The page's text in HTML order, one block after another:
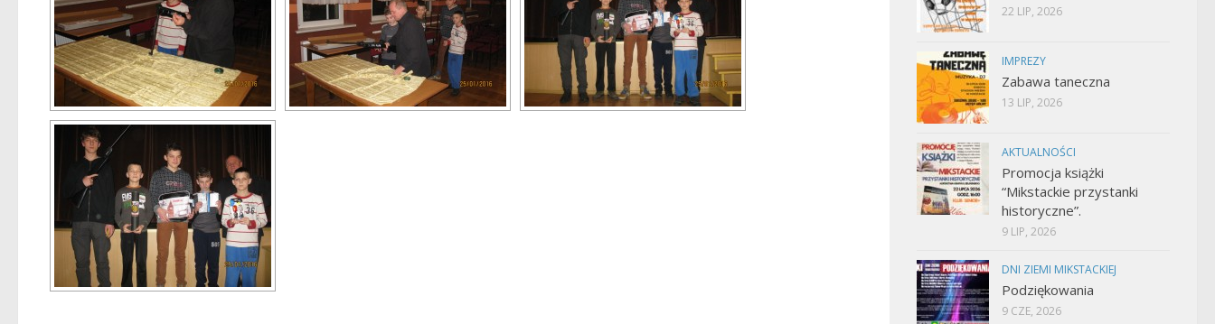
22 LIP, 2026
IMPREZY
Zabawa taneczna
13 LIP, 2026
AKTUALNOŚCI
Promocja książki
“Mikstackie przystanki
historyczne”.
9 LIP, 2026
DNI ZIEMI MIKSTACKIEJ
Podziękowania
9 CZE, 2026